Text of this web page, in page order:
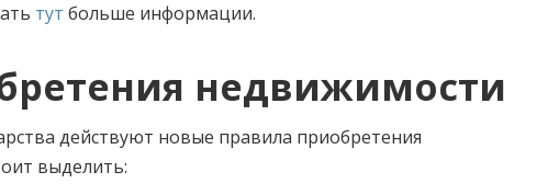
тут больше информации.
недвижимости
действуют новые правила приобретения
выделить: